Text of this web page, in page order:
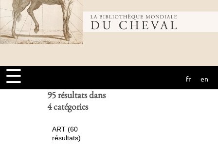
Bibliothèque
mondiale du
cheval
☰ fr en
Ouvrages
numérisés seuls
Réinitialiser
95 résultats dans
4 catégories
ART (60
résultats)